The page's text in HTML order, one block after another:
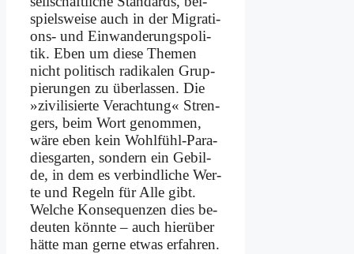
spiels­wei­se auch in der Mi­gra­ti­
ons- und Ein­wan­de­rungs­po­li­
tik. Eben um die­se The­men
nicht po­li­tisch ra­di­ka­len Grup­
pie­run­gen zu über­las­sen. Die
»zi­vi­li­sier­te Ver­ach­tung« Stren­
gers, beim Wort ge­nom­men,
wä­re eben kein Wohl­fühl-Pa­ra­
dies­gar­ten, son­dern ein Ge­bil­
de, in dem es ver­bind­li­che Wer­
te und Re­geln für Al­le gibt.
Wel­che Kon­se­quen­zen dies be­
deu­ten könn­te – auch hier­über
hät­te man ger­ne et­was er­fah­ren.